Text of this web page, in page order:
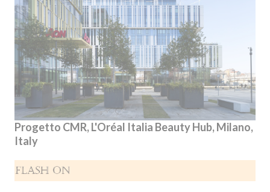
Progetto CMR, L'Oréal Italia Beauty Hub, Milano,
Italy